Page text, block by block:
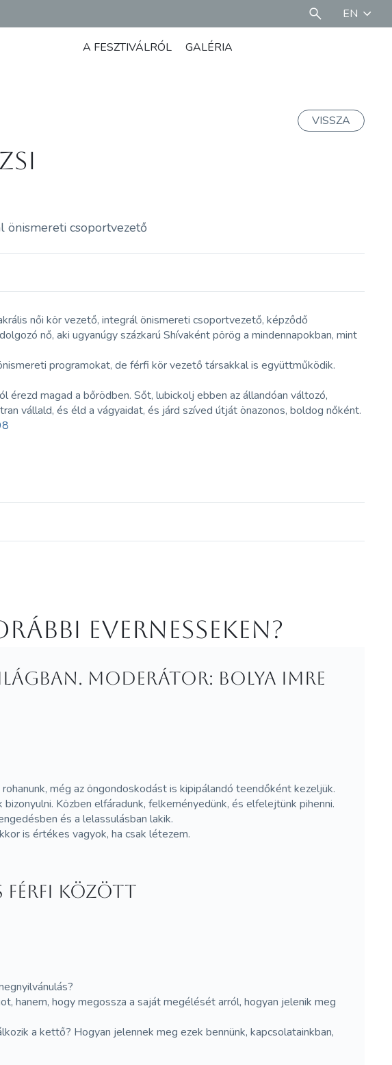
EN
A FESZTIVÁLRÓL GALÉRIA
VISSZA
önismereti csoportvezető
női kör vezető, integrál önismereti csoportvezető, képződő
nő, aki ugyanúgy százkarú Shívaként pörög a mindennapokban, mint
programokat, de férfi kör vezető társakkal is együttműködik.
magad a bőrödben. Sőt, lubickolj ebben az állandóan változó,
vállald, és éld a vágyaidat, és járd szíved útját önazonos, boldog nőként.
Evernesseken?
Moderátor: Bolya Imre
még az öngondoskodást is kipipálandó teendőként kezeljük.
Közben elfáradunk, felkeményedünk, és elfelejtünk pihenni.
és a lelassulásban lakik.
is értékes vagyok, ha csak létezem.
férfi között
hanem, hogy megossza a saját megélését arról, hogyan jelenik meg
a kettő? Hogyan jelennek meg ezek bennünk, kapcsolatainkban,